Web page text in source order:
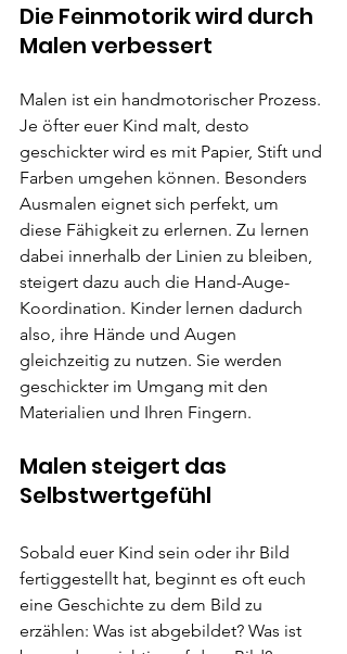
Die Feinmotorik wird durch
Malen verbessert
Malen ist ein handmotorischer Prozess.
Je öfter euer Kind malt, desto
geschickter wird es mit Papier, Stift und
Farben umgehen können. Besonders
Ausmalen eignet sich perfekt, um
diese Fähigkeit zu erlernen. Zu lernen
dabei innerhalb der Linien zu bleiben,
steigert dazu auch die Hand-Auge-
Koordination. Kinder lernen dadurch
also, ihre Hände und Augen
gleichzeitig zu nutzen. Sie werden
geschickter im Umgang mit den
Materialien und Ihren Fingern.
Malen steigert das
Selbstwertgefühl
Sobald euer Kind sein oder ihr Bild
fertiggestellt hat, beginnt es oft euch
eine Geschichte zu dem Bild zu
erzählen: Was ist abgebildet? Was ist